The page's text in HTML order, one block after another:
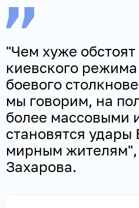
"Чем хуже обстоят
киевского
боевого
мы говорим, на
более массовыми
становятся удары
мирным
Захарова.